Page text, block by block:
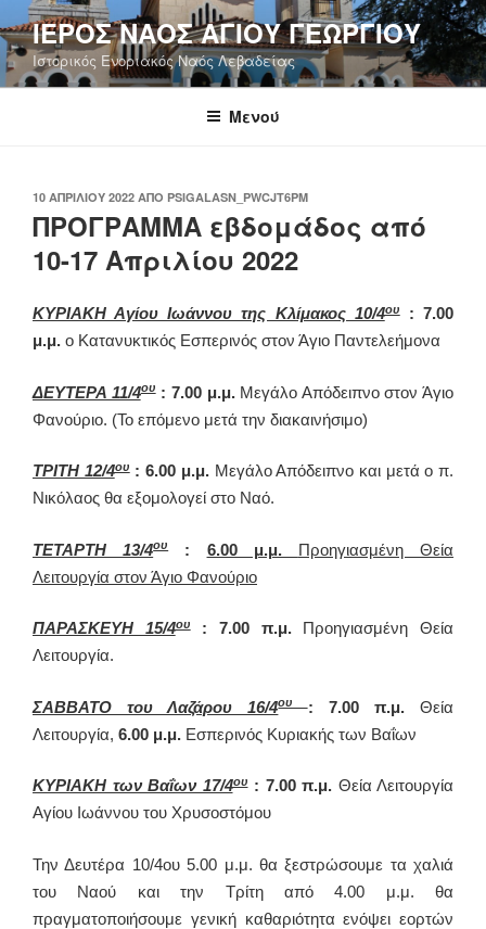
Μετάβαση
στο
περιεχόμενο
ΙΕΡΟΣ ΝΑΟΣ ΑΓΙΟΥ ΓΕΩΡΓΙΟΥ
Ιστορικός Ενοριακός Ναός Λεβαδείας
Μενού
ΔΗΜΟΣΙΕΎΤΗΚΕ
ΣΤΙΣ
10 ΑΠΡΙΛΊΟΥ 2022 ΑΠΌ PSIGALASN_PWCJT6PM
ΠΡΟΓΡΑΜΜΑ εβδομάδος από
10-17 Απριλίου 2022
ΚΥΡΙΑΚΗ Αγίου Ιωάννου της Κλίμακος 10/4ου
: 7.00
μ.μ. ο Κατανυκτικός Εσπερινός στον Άγιο Παντελεήμονα
ΔΕΥΤΕΡΑ 11/4ου : 7.00 μ.μ. Μεγάλο Απόδειπνο στον Άγιο
Φανούριο. (Το επόμενο μετά την διακαινήσιμο)
ΤΡΙΤΗ 12/4ου : 6.00 μ.μ.Μεγάλο Απόδειπνο και μετά ο π.
Νικόλαος θα εξομολογεί στο Ναό.
ΤΕΤΑΡΤΗ 13/4ου : 6.00 μ.μ. Προηγιασμένη Θεία
Λειτουργία στον Άγιο Φανούριο
ΠΑΡΑΣΚΕΥΗ 15/4ου : 7.00 π.μ.Προηγιασμένη Θεία
Λειτουργία.
ΣΑΒΒΑΤΟ του Λαζάρου 16/4ου : 7.00 π.μ.Θεία
Λειτουργία, 6.00 μ.μ. Εσπερινός Κυριακής των Βαΐων
ΚΥΡΙΑΚΗ των Βαΐων 17/4ου: 7.00 π.μ. Θεία Λειτουργία
Αγίου Ιωάννου του Χρυσοστόμου
Την Δευτέρα 10/4ου 5.00 μ.μ. θα ξεστρώσουμε τα χαλιά
του Ναού και την Τρίτη από 4.00 μ.μ. θα
πραγματοποιήσουμε γενική καθαριότητα ενόψει εορτών